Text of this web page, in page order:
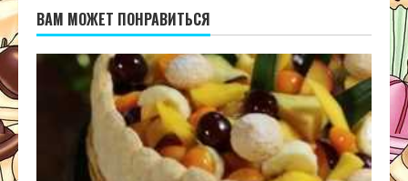
ВАМ МОЖЕТ ПОНРАВИТЬСЯ